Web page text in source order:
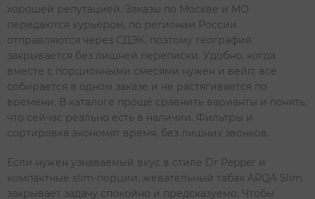
хорошей репутацией. Заказы по Москве и МО
передаются курьером, по регионам России
отправляются через СДЭК, поэтому география
закрывается без лишней переписки. Удобно, когда
вместе с порционными смесями нужен и вейп: всё
собирается в одном заказе и не растягивается по
времени. В каталоге проще сравнить варианты и понять,
что сейчас реально есть в наличии. Фильтры и
сортировка экономят время, без лишних звонков.
Если нужен узнаваемый вкус в стиле Dr Pepper и
компактные slim-порции, жевательный табак ARQA Slim
закрывает задачу спокойно и предсказуемо. Чтобы